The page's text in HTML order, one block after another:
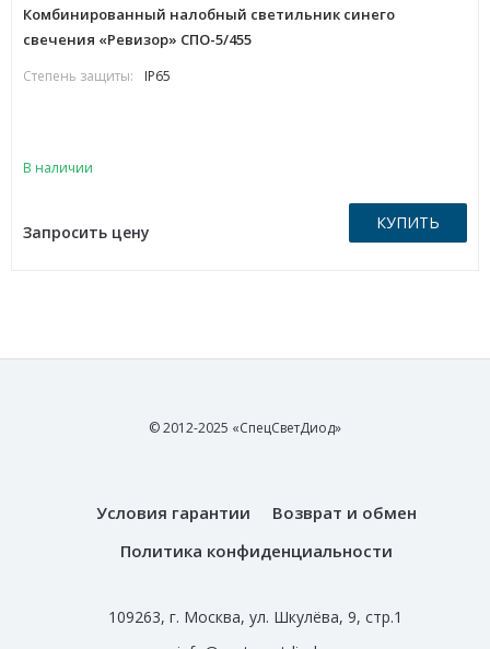
Комбинированный налобный светильник синего
свечения «Ревизор» СПО-5/455
Степень защиты: IP65
В наличии
Запросить цену КУПИТЬ
© 2012-2025 «СпецСветДиод»
Условия гарантии
Возврат и обмен
Политика конфиденциальности
109263, г. Москва, ул. Шкулёва, 9, стр.1